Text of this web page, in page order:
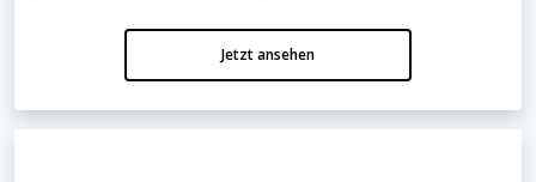
Jetzt ansehen